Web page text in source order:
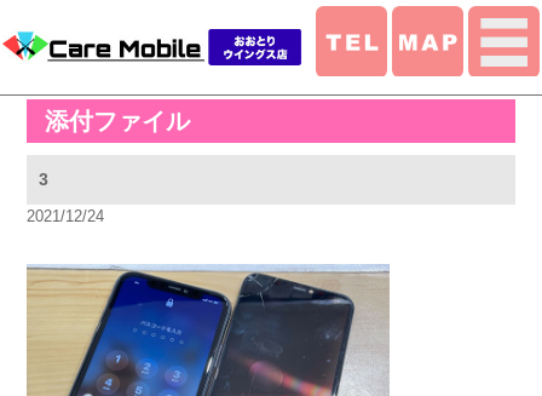
添付ファイル
3
2021/12/24